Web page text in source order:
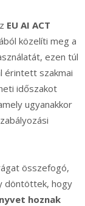
EU AI ACT
közelíti meg a
ezen túl
érintett szakmai
időszakot
ugyanakkor
összefogó,
döntöttek, hogy
hoznak